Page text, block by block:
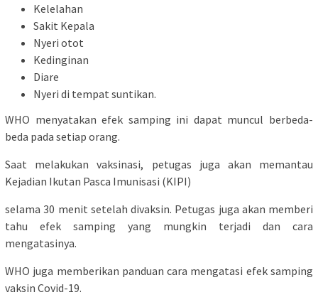
Kelelahan
Sakit Kepala
Nyeri otot
Kedinginan
Diare
Nyeri di tempat suntikan.
WHO menyatakan efek samping ini dapat muncul berbeda-
beda pada setiap orang.
Saat melakukan vaksinasi, petugas juga akan memantau
Kejadian Ikutan Pasca Imunisasi (KIPI)
selama 30 menit setelah divaksin. Petugas juga akan memberi
tahu efek samping yang mungkin terjadi dan cara
mengatasinya.
WHO juga memberikan panduan cara mengatasi efek samping
vaksin Covid-19.